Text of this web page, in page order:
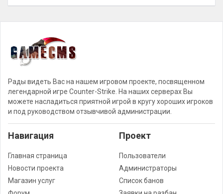
Рады видеть Вас на нашем игровом проекте, посвященном
легендарной игре Counter-Strike. На наших серверах Вы
можете насладиться приятной игрой в кругу хороших игроков
и под руководством отзывчивой администрации.
Навигация
Главная страница
Новости проекта
Магазин услуг
Проект
Пользователи
Администраторы
Список банов